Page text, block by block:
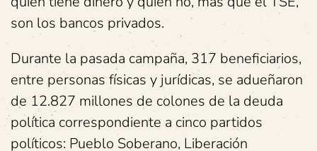
son los bancos privados.
Durante la pasada campaña, 317 beneficiarios,
entre personas físicas y jurídicas, se adueñaron
de 12.827 millones de colones de la deuda
política correspondiente a cinco partidos
políticos: Pueblo Soberano, Liberación